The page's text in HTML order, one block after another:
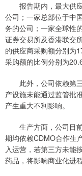
报告期内，最大供应
公司；一家总部位于中
务的公司；一家全球性
证券交易所及香港联交
的供应商采购额分别为
采购额的比例分别为
此外，公司依赖第三
产设施未能通过监管批
产生重大不利影响。
生产方面，公司目前
期均依赖CDMO合作生
入运营，若第三方未能
药品，将影响商业化进程